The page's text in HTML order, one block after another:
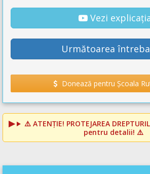
Vezi
Următoarea
Donează pentru Școala
⚠️ ATENȚIE! PROTEJAREA
pentru detalii! ⚠️